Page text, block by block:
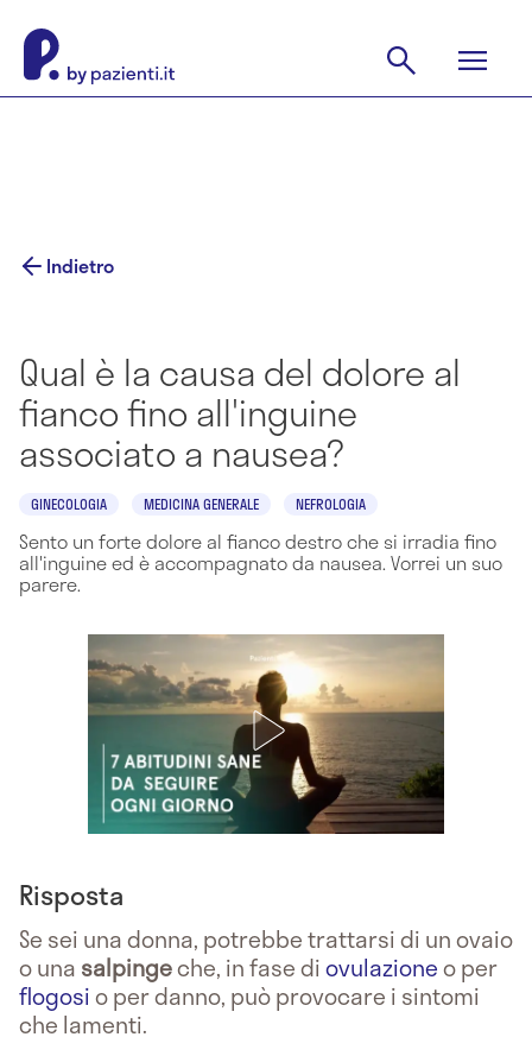
Indietro
Qual è la causa del dolore al
fianco fino all'inguine
associato a nausea?
GINECOLOGIA MEDICINA GENERALE NEFROLOGIA
Sento un forte dolore al fianco destro che si irradia fino
all'inguine ed è accompagnato da nausea. Vorrei un suo
parere.
Risposta
Se sei una donna, potrebbe trattarsi di un ovaio
o una salpingeche, in fase diovulazioneo per
flogosio per danno, può provocare i sintomi
che lamenti.